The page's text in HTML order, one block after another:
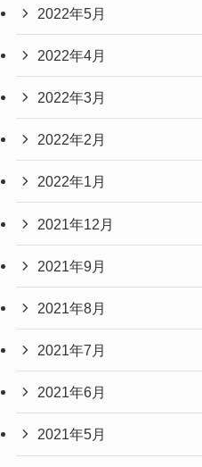
2022年5月
2022年4月
2022年3月
2022年2月
2022年1月
2021年12月
2021年9月
2021年8月
2021年7月
2021年6月
2021年5月